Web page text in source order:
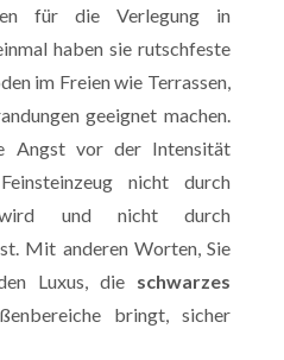
für die Verlegung in
haben sie rutschfeste
im Freien wie Terrassen,
geeignet machen.
Angst vor der Intensität
nicht durch
wird und nicht durch
Mit anderen Worten, Sie
Luxus, die schwarzes
bringt, sicher